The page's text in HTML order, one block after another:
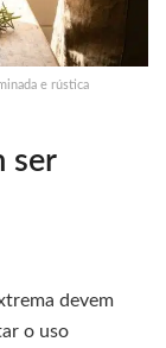
e rústica
ser
devem
o uso